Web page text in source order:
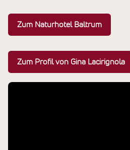
Zum Naturhotel Baltrum
Zum Profil von Gina Lacirignola